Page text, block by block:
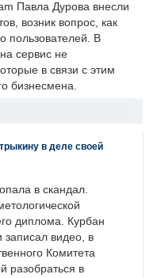
Павла Дурова внесли
возник вопрос, как
пользователей. В
сервис не
в связи с этим
бизнесмена.
в деле своей
в скандал.
диплома. Курбан
записал видео, в
Комитета
разобраться в